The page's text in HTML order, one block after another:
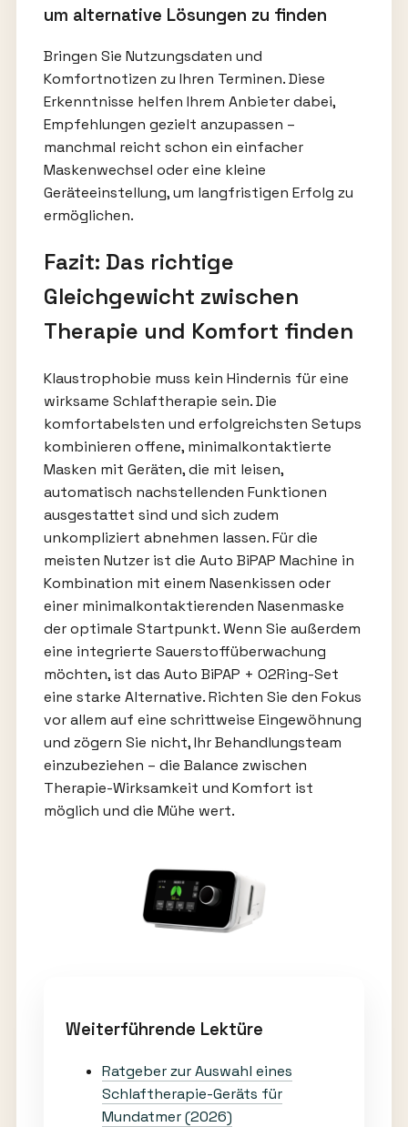
um alternative Lösungen zu finden
Bringen Sie Nutzungsdaten und
Komfortnotizen zu Ihren Terminen. Diese
Erkenntnisse helfen Ihrem Anbieter dabei,
Empfehlungen gezielt anzupassen –
manchmal reicht schon ein einfacher
Maskenwechsel oder eine kleine
Geräteeinstellung, um langfristigen Erfolg zu
ermöglichen.
Fazit: Das richtige
Gleichgewicht zwischen
Therapie und Komfort finden
Klaustrophobie muss kein Hindernis für eine
wirksame Schlaftherapie sein. Die
komfortabelsten und erfolgreichsten Setups
kombinieren offene, minimalkontaktierte
Masken mit Geräten, die mit leisen,
automatisch nachstellenden Funktionen
ausgestattet sind und sich zudem
unkompliziert abnehmen lassen. Für die
meisten Nutzer ist die Auto BiPAP Machine in
Kombination mit einem Nasenkissen oder
einer minimalkontaktierenden Nasenmaske
der optimale Startpunkt. Wenn Sie außerdem
eine integrierte Sauerstoffüberwachung
möchten, ist das Auto BiPAP + O2Ring-Set
eine starke Alternative. Richten Sie den Fokus
vor allem auf eine schrittweise Eingewöhnung
und zögern Sie nicht, Ihr Behandlungsteam
einzubeziehen – die Balance zwischen
Therapie-Wirksamkeit und Komfort ist
möglich und die Mühe wert.
Weiterführende Lektüre
Ratgeber zur Auswahl eines
Schlaftherapie-Geräts für
Mundatmer (2026)